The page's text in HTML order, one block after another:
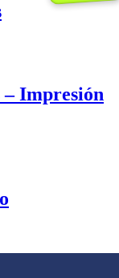
– Impresión